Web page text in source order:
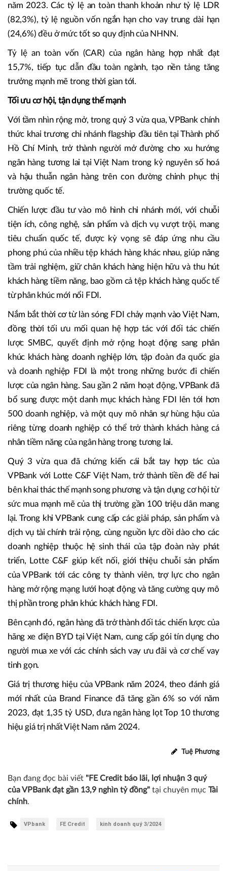
năm 2023. Các tỷ lệ an toàn thanh khoản như tỷ lệ LDR
(82,3%), tỷ lệ nguồn vốn ngắn hạn cho vay trung dài hạn
(24,6%) đều ở mức tốt so quy định của NHNN.
Tỷ lệ an toàn vốn (CAR) của ngân hàng hợp nhất đạt
15,7%, tiếp tục dẫn đầu toàn ngành, tạo nền tảng tăng
trưởng mạnh mẽ trong thời gian tới.
Tối ưu cơ hội, tận dụng thế mạnh
Với tầm nhìn rộng mở, trong quý 3 vừa qua, VPBank chính
thức khai trương chi nhánh flagship đầu tiên tại Thành phố
Hồ Chí Minh, trở thành người mở đường cho xu hướng
ngân hàng tương lai tại Việt Nam trong kỷ nguyên số hoá
và hậu thuẫn ngân hàng trên con đường chinh phục thị
trường quốc tế.
Chiến lược đầu tư vào mô hình chi nhánh mới, với chuỗi
tiện ích, công nghệ, sản phẩm và dịch vụ vượt trội, mang
tiêu chuẩn quốc tế, được kỳ vọng sẽ đáp ứng nhu cầu
phong phú của nhiều tệp khách hàng khác nhau, giúp nâng
tầm trải nghiệm, giữ chân khách hàng hiện hữu và thu hút
khách hàng tiềm năng, bao gồm cả tệp khách hàng quốc tế
từ phân khúc mới nổi FDI.
Nắm bắt thời cơ từ làn sóng FDI chảy mạnh vào Việt Nam,
đồng thời tối ưu mối quan hệ hợp tác với đối tác chiến
lược SMBC, quyết định mở rộng hoạt động sang phân
khúc khách hàng doanh nghiệp lớn, tập đoàn đa quốc gia
và doanh nghiệp FDI là một trong những bước đi chiến
lược của ngân hàng. Sau gần 2 năm hoạt động, VPBank đã
bổ sung được một danh mục khách hàng FDI lên tới hơn
500 doanh nghiệp, và một quy mô nhân sự hùng hậu của
riêng từng doanh nghiệp có thể trở thành khách hàng cá
nhân tiềm năng của ngân hàng trong tương lai.
Quý 3 vừa qua đã chứng kiến cái bắt tay hợp tác của
VPBank với Lotte C&F Việt Nam, trở thành tiền đề để hai
bên khai thác thế mạnh song phương và tận dụng cơ hội từ
sức mua mạnh mẽ của thị trường gần 100 triệu dân mang
lại. Trong khi VPBank cung cấp các giải pháp, sản phẩm và
dịch vụ tài chính trải rộng, cùng nguồn lực dồi dào cho các
doanh nghiệp thuộc hệ sinh thái của tập đoàn này phát
triển, Lotte C&F giúp kết nối, giới thiệu chuỗi sản phẩm
của VPBank tới các công ty thành viên, trợ lực cho ngân
hàng mở rộng mạng lưới hoạt động và tăng cường quy mô
thị phần trong phân khúc khách hàng FDI.
Bên cạnh đó, ngân hàng đã trở thành đối tác chiến lược của
hãng xe điện BYD tại Việt Nam, cung cấp gói tín dụng cho
người mua xe với các chính sách vay ưu đãi và cơ chế vay
tinh gọn.
Giá trị thương hiệu của VPBank năm 2024, theo đánh giá
mới nhất của Brand Finance đã tăng gần 6% so với năm
2023, đạt 1,35 tỷ USD, đưa ngân hàng lọt Top 10 thương
hiệu giá trị nhất Việt Nam năm 2024.
Tuệ Phương
Bạn đang đọc bài viết "FE Credit báo lãi, lợi nhuận 3 quý
của VPBank đạt gần 13,9 nghìn tỷ đồng" tại chuyên mục Tài
chính.
VPbank FE Credit kinh doanh quý 3/2024